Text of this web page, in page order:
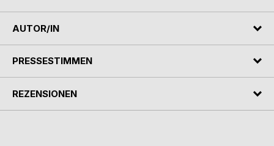
AUTOR/IN
PRESSESTIMMEN
REZENSIONEN